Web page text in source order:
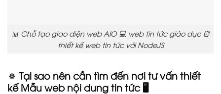
📊 Chỗ tạo giao diện web AIO 💻 web tin tức giáo dục ⏰
thiết kế web tin tức với NodeJS
🔅 Tại sao nên cần tìm đến nơi tư vấn thiết
kế Mẫu web nội dung tin tức 🖥️